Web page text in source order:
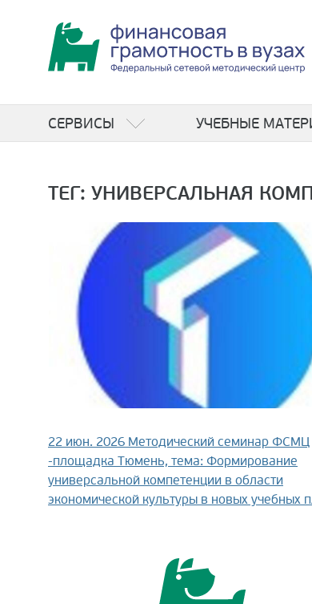
СЕРВИСЫ УЧЕБНЫЕ
ТЕГ: УНИВЕРСАЛЬНАЯ
22 июн. 2026 Методический семинар ФСМЦ
-площадка Тюмень, тема: Формирование
универсальной компетенции в области
экономической культуры в новых учебных